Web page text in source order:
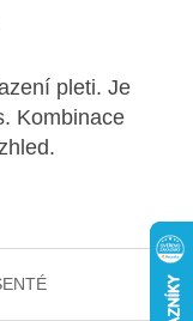
pleti. Je
Kombinace